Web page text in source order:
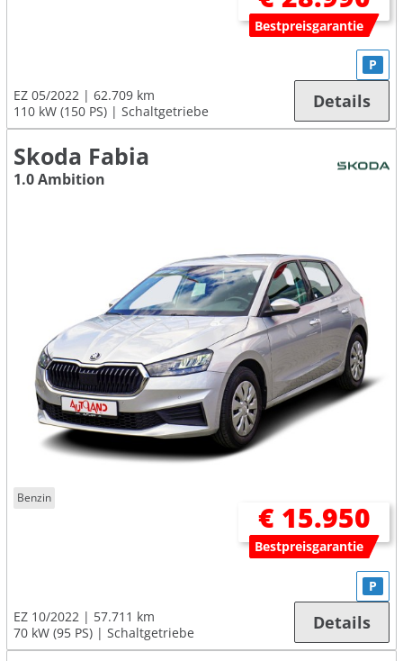
Bestpreisgarantie
EZ 05/2022
62.709 km
110 kW (150 PS)
Schaltgetriebe
P
Details
Skoda Fabia
1.0 Ambition
Benzin
€ 15.950
Bestpreisgarantie
EZ 10/2022
57.711 km
70 kW (95 PS)
Schaltgetriebe
P
Details